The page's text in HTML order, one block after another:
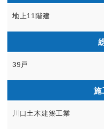
地上11階建
39戸
施
川口土木建築工業